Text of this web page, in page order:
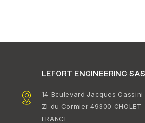
LEFORT ENGINEERING SAS
14 Boulevard Jacques Cassini
ZI du Cormier 49300 CHOLET
FRANCE